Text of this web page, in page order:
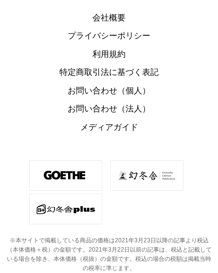
会社概要
プライバシーポリシー
利用規約
特定商取引法に基づく表記
お問い合わせ（個人）
お問い合わせ（法人）
メディアガイド
※本サイトで掲載している商品の価格は2021年3月23日以降の記事より税込
（本体価格＋税）の金額です。 2021年3月22日以前の記事は、税込と記載して
いる場合を除き、本体価格（税抜）の金額です。 税込の場合の税額は掲載当時
の税率に準じます。